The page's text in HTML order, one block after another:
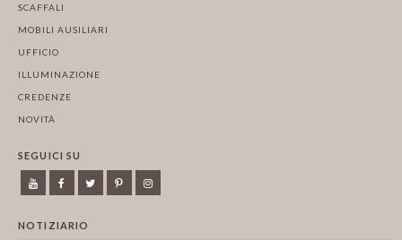
SCAFFALI
MOBILI AUSILIARI
UFFICIO
ILLUMINAZIONE
CREDENZE
NOVITÀ
SEGUICI SU
NOTIZIARIO